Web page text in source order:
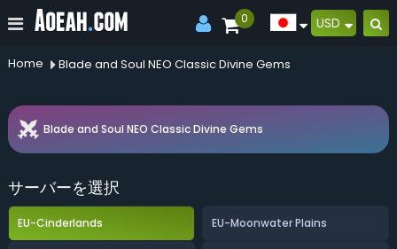
0 USD
Home Blade and Soul NEO Classic Divine Gems
Blade and Soul NEO Classic Divine Gems
サーバーを選択
EU-Cinderlands EU-Moonwater Plains